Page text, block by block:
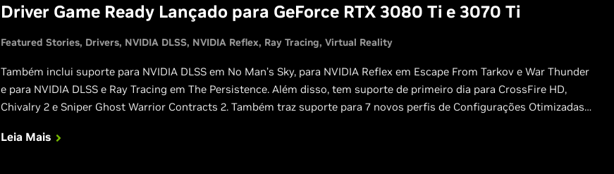
Driver Game Ready Lançado para GeForce RTX 3080 Ti e 3070 Ti
Featured Stories Drivers NVIDIA DLSS NVIDIA Reflex Ray Tracing Virtual Reality
Também inclui suporte para NVIDIA DLSS em No Man’s Sky, para NVIDIA Reflex em Escape From Tarkov e War Thunder
e para NVIDIA DLSS e Ray Tracing em The Persistence. Além disso, tem suporte de primeiro dia para CrossFire HD,
Chivalry 2 e Sniper Ghost Warrior Contracts 2. Também traz suporte para 7 novos perfis de Configurações Otimizadas
Leia Mais